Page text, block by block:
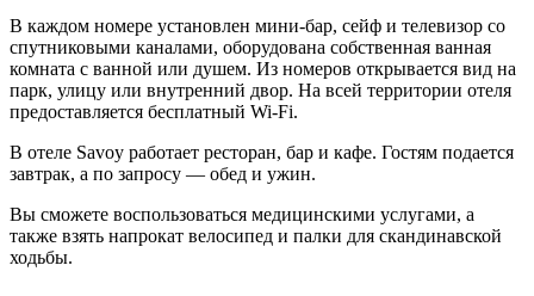
В каждом номере установлен мини-бар, сейф и телевизор со
спутниковыми каналами, оборудована собственная ванная
комната с ванной или душем. Из номеров открывается вид на
парк, улицу или внутренний двор. На всей территории отеля
предоставляется бесплатный Wi-Fi.
В отеле Savoy работает ресторан, бар и кафе. Гостям подается
завтрак, а по запросу — обед и ужин.
Вы сможете воспользоваться медицинскими услугами, а
также взять напрокат велосипед и палки для скандинавской
ходьбы.